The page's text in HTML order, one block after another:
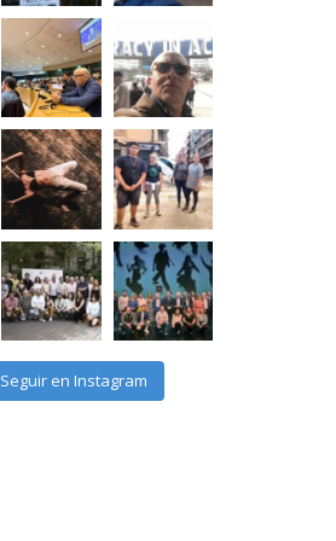
Seguir en Instagram